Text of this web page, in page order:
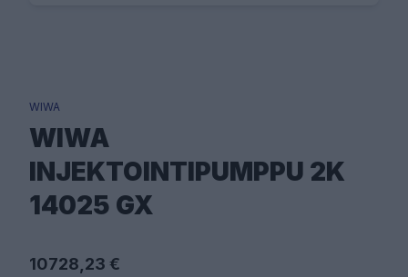
WIWA
WIWA
INJEKTOINTIPUMPPU 2K
14025 GX
10728,23 €